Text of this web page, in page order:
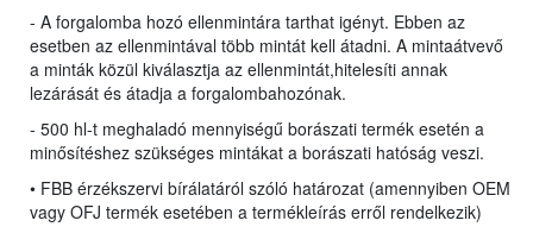
- A forgalomba hozó ellenmintára tarthat igényt. Ebben az
esetben az ellenmintával több mintát kell átadni. A mintaátvevő
a minták közül kiválasztja az ellenmintát,hitelesíti annak
lezárását és átadja a forgalombahozónak.
- 500 hl-t meghaladó mennyiségű borászati termék esetén a
minősítéshez szükséges mintákat a borászati hatóság veszi.
• FBB érzékszervi bírálatáról szóló határozat (amennyiben OEM
vagy OFJ termék esetében a termékleírás erről rendelkezik)